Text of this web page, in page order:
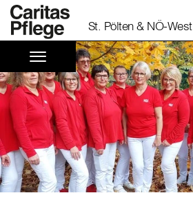
St. Pölten & NÖ-West